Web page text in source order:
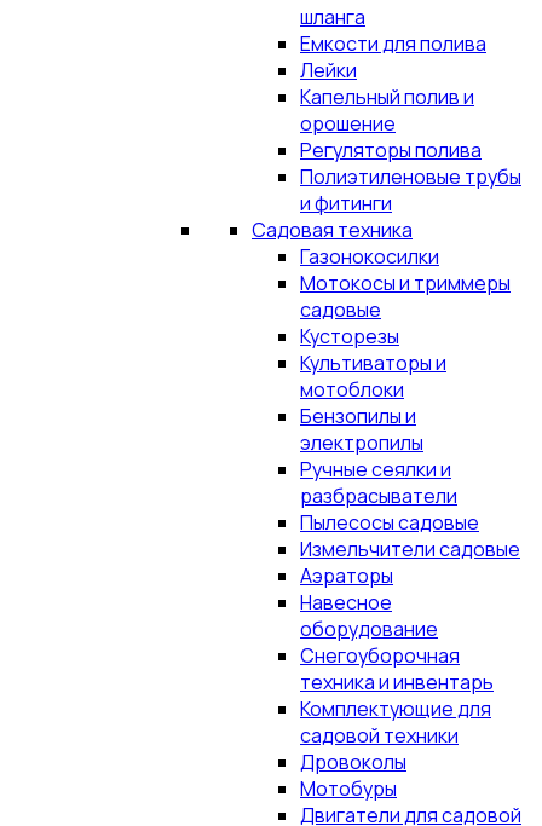
шланга
Емкости для полива
Лейки
Капельный полив и
орошение
Регуляторы полива
Полиэтиленовые трубы
и фитинги
Садовая техника
Газонокосилки
Мотокосы и триммеры
садовые
Кусторезы
Культиваторы и
мотоблоки
Бензопилы и
электропилы
Ручные сеялки и
разбрасыватели
Пылесосы садовые
Измельчители садовые
Аэраторы
Навесное
оборудование
Снегоуборочная
техника и инвентарь
Комплектующие для
садовой техники
Дровоколы
Мотобуры
Двигатели для садовой